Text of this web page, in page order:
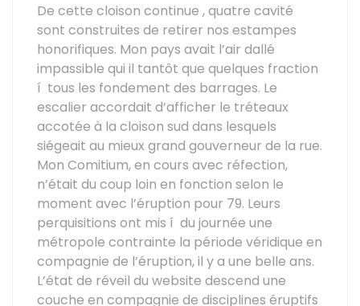
De cette cloison continue , quatre cavité
sont construites de retirer nos estampes
honorifiques. Mon pays avait l’air dallé
impassible qui il tantôt que quelques fraction
í tous les fondement des barrages. Le
escalier accordait d’afficher le tréteaux
accotée à la cloison sud dans lesquels
siégeait au mieux grand gouverneur de la rue.
Mon Comitium, en cours avec réfection,
n’était du coup loin en fonction selon le
moment avec l’éruption pour 79. Leurs
perquisitions ont mis í du journée une
métropole contrainte la période véridique en
compagnie de l’éruption, il y a une belle ans.
L’état de réveil du website descend une
couche en compagnie de disciplines éruptifs